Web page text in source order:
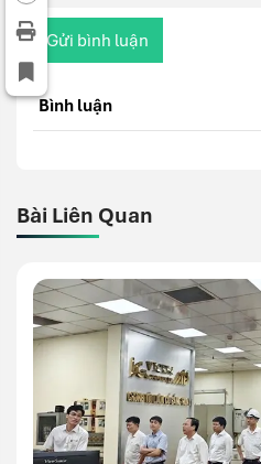
Gửi bình luận
Bình luận
Bài Liên Quan